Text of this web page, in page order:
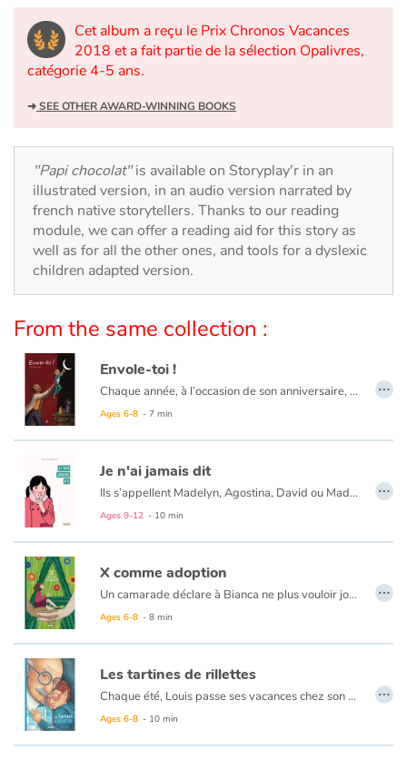
With the family
Festivals and events
Love and friendship
Social issues
Emotions and feelings
Formats and illustrations
Catalogue anglais
Contraste +
Help
Home
Family
Schools
Libraries
Videos & Tutorials
Cet album a reçu le Prix Chronos Vacances
2018 et a fait partie de la sélection Opalivres,
catégorie 4-5 ans.
➜SEE OTHER AWARD-WINNING BOOKS
"Papi chocolat"is available on Storyplay'r in an
illustrated version, in an audio version narrated by
french native storytellers. Thanks to our reading
module, we can offer a reading aid for this story as
well as for all the other ones, and tools for a dyslexic
children adapted version.
From the same collection :
Envole-toi !
Chaque année, à l’occasion de son anniversaire, un père peint pour son fils un tableau. Mais pas n’importe quel tableau ! Car ces matins-là, il invite son enfant à entrer dans sa peinture pour lui transmettre un peu des valeurs qu'il a lui même reçues de ses propres parents. Ainsi, au fil des années, il l'aide à gravir une marche ou relever un défi. Jusqu'à ce que l'enfant, devenu grand, prenne son envol.
Ages 6-8 - 7 min
…
Je n'ai jamais dit
Ils s’appellent Madelyn, Agostina, David ou Mademba... Ils viennent des quatre coins du monde.
Au fil des pages, ils se dévoilent et nous offrent une part de leur intimité.
Ages 9-12 - 10 min
…
X comme adoption
Un camarade déclare à Bianca ne plus vouloir jouer avec elle, parce qu’elle est malade. Elle est « nésouzix » ! Bouleversée, l’enfant se confie à la maîtresse qui, à l’aide d’un abécédaire imagé, explique aux enfants ce que signifie être né sous X.
Cet album offre un éclairage original sur la naissance sous X et l'adoption grâce à une histoire qui emploie les lettres de l'alphabet, à partir de ce X énigmatique. C'est plutôt bien écrit, avec simplicité et mettant en valeur des mots positifs comme Amour, Don, Espoir, Famille, Questions, Parents, etc.
Ages 6-8 - 8 min
…
Les tartines de rillettes
Chaque été, Louis passe ses vacances chez son grand-père, qui le régale de tartines de rillettes pour le goûter. Tous deux sont très complices, mais on comprend aussi que leur relation est encombrée de non-dit...
Ages 6-8 - 10 min
…